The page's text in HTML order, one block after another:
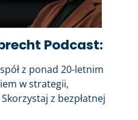
Podcast:
z ponad 20-letnim
w strategii,
z bezpłatnej